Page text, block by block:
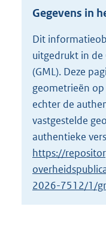
Gegevens in
Dit
uitgedrukt in de
(GML). Deze
geometrieën
echter de
vastgestelde
authentieke
https://
2026-7512/1/